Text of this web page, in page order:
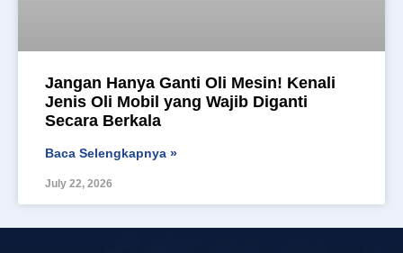
Jangan Hanya Ganti Oli Mesin! Kenali
Jenis Oli Mobil yang Wajib Diganti
Secara Berkala
Baca Selengkapnya »
July 22, 2026